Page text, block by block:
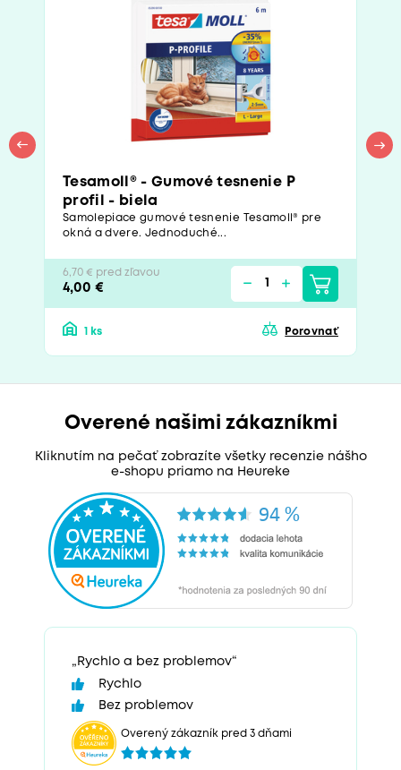
Tesamoll® - Gumové tesnenie P
profil - biela
Samolepiace gumové tesnenie Tesamoll® pre
okná a dvere. Jednoduché...
6,70 € pred zľavou
4,00 €
1 ks Porovnať
Overené našimi zákazníkmi
Kliknutím na pečať zobrazíte všetky recenzie nášho
e-shopu priamo na Heureke
„Rychlo a bez problemov“
Rychlo
Bez problemov
Overený zákazník pred 3 dňami